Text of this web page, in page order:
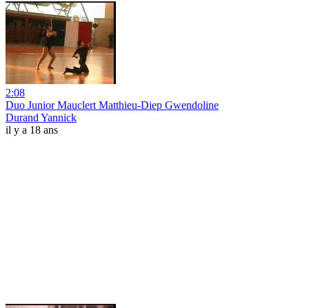
2:08
Duo Junior Mauclert Matthieu-Diep Gwendoline
Durand Yannick
il y a 18 ans